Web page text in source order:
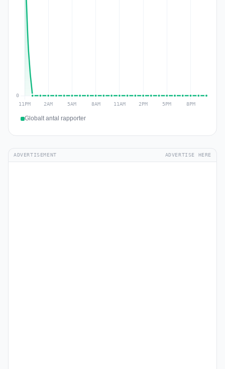
Globalt antal rapporter
ADVERTISEMENT ADVERTISE HERE